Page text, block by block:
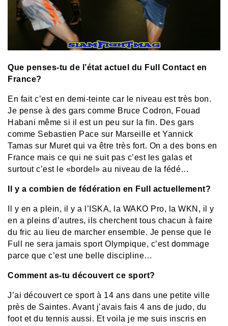
Que penses-tu de l’état actuel du Full Contact en
France?
En fait c’est en demi-teinte car le niveau est très bon.
Je pense à des gars comme Bruce Codron, Fouad
Habani même si il est un peu sur la fin. Des gars
comme Sebastien Pace sur Marseille et Yannick
Tamas sur Muret qui va être très fort. On a des bons en
France mais ce qui ne suit pas c’est les galas et
surtout c’est le «bordel» au niveau de la fédé…
Il y a combien de fédération en Full actuellement?
Il y en a plein, il y a l’ISKA, la WAKO Pro, la WKN, il y
en a pleins d’autres, ils cherchent tous chacun à faire
du fric au lieu de marcher ensemble. Je pense que le
Full ne sera jamais sport Olympique, c’est dommage
parce que c’est une belle discipline…
Comment as-tu découvert ce sport?
J’ai découvert ce sport à 14 ans dans une petite ville
près de Saintes. Avant j’avais fais 4 ans de judo, du
foot et du tennis aussi. Et voila je me suis inscris en